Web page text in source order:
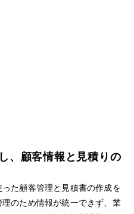
、顧客情報と見積りの
た顧客管理と見積書の作成を
のため情報が統一できず、業